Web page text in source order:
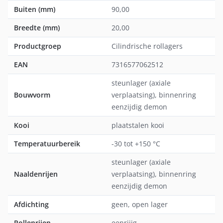
Buiten (mm)
90,00
Breedte (mm)
20,00
Productgroep
Cilindrische rollagers
EAN
7316577062512
Bouwvorm
steunlager (axiale
verplaatsing), binnenring
eenzijdig demon
Kooi
plaatstalen kooi
Temperatuurbereik
-30 tot +150 °C
Naaldenrijen
steunlager (axiale
verplaatsing), binnenring
eenzijdig demon
Afdichting
geen, open lager